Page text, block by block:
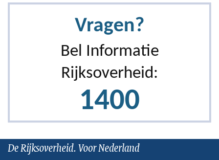
De Rijksoverheid. Voor Nederland